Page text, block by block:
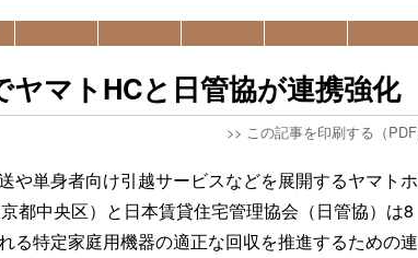
マトHCと日管協が連携強化
>> この記事を印刷する（PDF
や単身者向け引越サービスなどを展開するヤマトホ
都中央区）と日本賃貸住宅管理協会（日管協）は8
る特定家庭用機器の適正な回収を推進するための連